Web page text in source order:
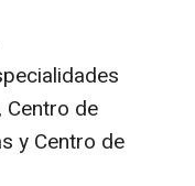
Centro de
y Centro de